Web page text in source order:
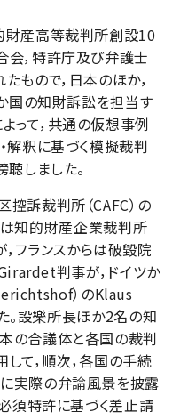
財産高等裁判所創設10
会，特許庁及び弁護士
もので，日本のほか，
国の知財訴訟を担当す
って，共通の仮想事例
解釈に基づく模擬裁判
しました。
訴裁判所（CAFC）の
知的財産企業裁判所
フランスからは破毀院
判事が，ドイツか
）のKlaus
設樂所長ほか2名の知
の合議体と各国の裁判
て，順次，各国の手続
実際の弁論風景を披露
須特許に基づく差止請